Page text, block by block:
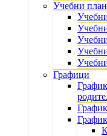
Учебни
Графици